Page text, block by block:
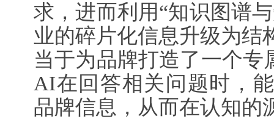
求，进而利用“知识图谱
业的碎片化信息升级为结
当于为品牌打造了一个专
AI在回答相关问题时，
品牌信息，从而在认知的